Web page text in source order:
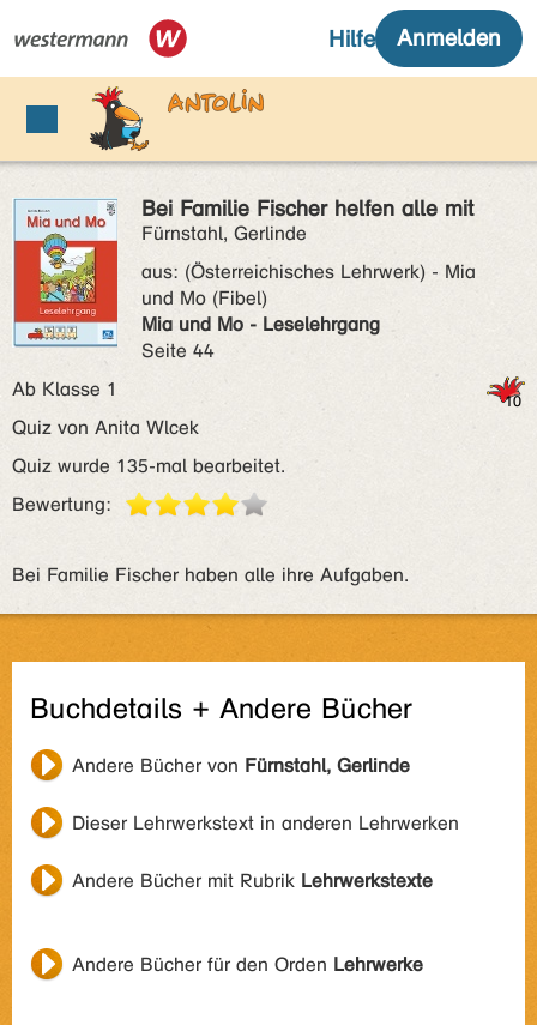
Bei Familie Fischer helfen alle mit
Fürnstahl, Gerlinde
aus: (Österreichisches Lehrwerk) - Mia
und Mo (Fibel)
Mia und Mo - Leselehrgang
Seite 44
Ab Klasse 1
Quiz von Anita Wlcek
Quiz wurde 135-mal bearbeitet.
Bewertung:
Bei Familie Fischer haben alle ihre Aufgaben.
Buchdetails + Andere Bücher
Andere Bücher von Fürnstahl, Gerlinde
Dieser Lehrwerkstext in anderen Lehrwerken
Andere Bücher mit Rubrik Lehrwerkstexte
Andere Bücher für den Orden Lehrwerke